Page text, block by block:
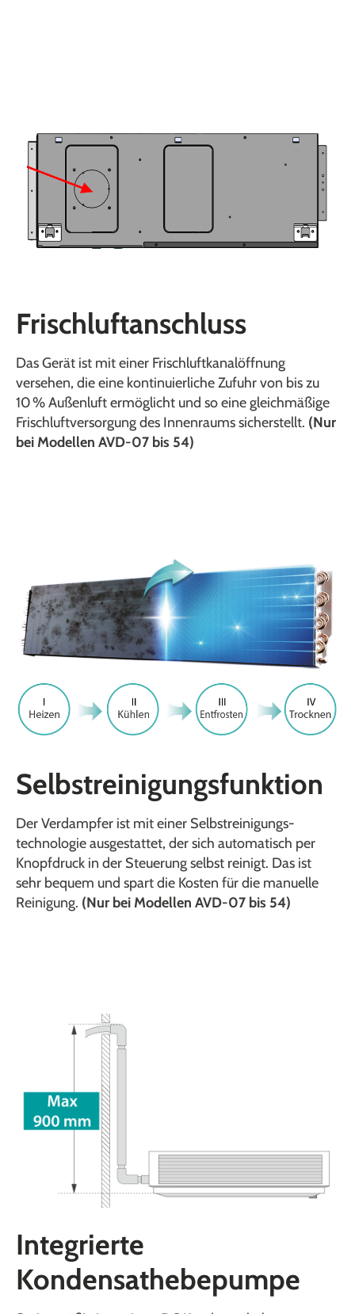
Frischluftanschluss
Das Gerät ist mit einer Frischluftkanalöffnung
versehen, die eine kontinuierliche Zufuhr von bis zu
10 % Außenluft ermöglicht und so eine gleichmäßige
Frischluftversorgung des Innenraums sicherstellt. (Nur
bei Modellen AVD-07 bis 54)
Selbstreinigungs­funktion
Der Verdampfer ist mit einer Selbstreinigungs­
technologie ausgestattet, der sich automatisch per
Knopfdruck in der Steuerung selbst reinigt. Das ist
sehr bequem und spart die Kosten für die manuelle
Reinigung. (Nur bei Modellen AVD-07 bis 54)
Integrierte
Kondensathebepumpe